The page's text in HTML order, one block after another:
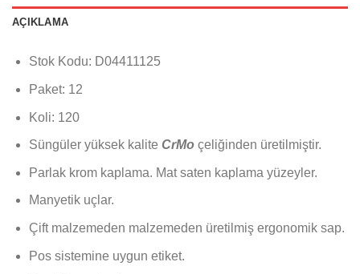
AÇIKLAMA
Stok Kodu: D04411125
Paket: 12
Koli: 120
Süngüler yüksek kalite CrMo çeliğinden üretilmiştir.
Parlak krom kaplama. Mat saten kaplama yüzeyler.
Manyetik uçlar.
Çift malzemeden malzemeden üretilmiş ergonomik sap.
Pos sistemine uygun etiket.